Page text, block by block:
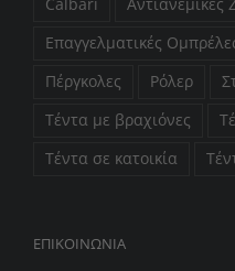
Calbari
Αντιανεμικές
Επαγγελματικές
Πέργκολες
Ρόλερ
Τέντα με βραχιόνες
Τέντα σε κατοικία
ΕΠIΚΟΙΝΩΝΙΑ